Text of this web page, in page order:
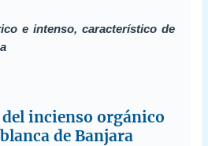
e intenso, característico de
incienso orgánico
de Banjara